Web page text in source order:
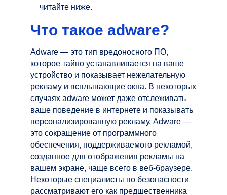
читайте ниже.
Что такое adware?
Adware — это тип вредоносного ПО,
которое тайно устанавливается на ваше
устройство и показывает нежелательную
рекламу и всплывающие окна. В некоторых
случаях adware может даже отслеживать
ваше поведение в интернете и показывать
персонализированную рекламу. Adware —
это сокращение от программного
обеспечения, поддерживаемого рекламой,
созданное для отображения рекламы на
вашем экране, чаще всего в веб-браузере.
Некоторые специалисты по безопасности
рассматривают его как предшественника